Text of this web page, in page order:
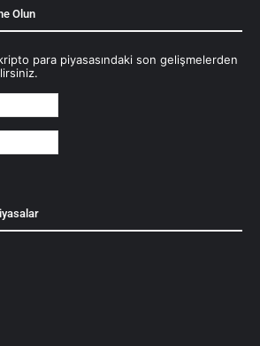
Olun
para piyasasındaki son gelişmelerden